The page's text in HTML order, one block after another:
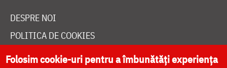
DESPRE NOI
POLITICA DE COOKIES
DONEAZĂ ONLINE PENTRU CATEDRALA NAȚIONALĂ
Folosim cookie-uri pentru a îmbunătăți experiența